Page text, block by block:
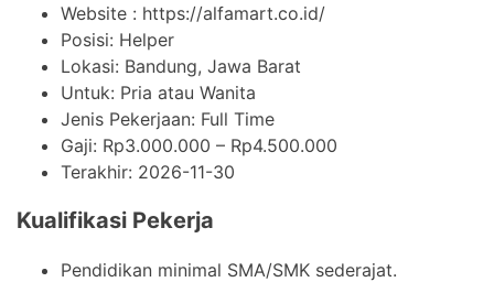
Website : https://alfamart.co.id/
Posisi: Helper
Lokasi: Bandung, Jawa Barat
Untuk: Pria atau Wanita
Jenis Pekerjaan: Full Time
Gaji: Rp3.000.000 – Rp4.500.000
Terakhir: 2026-11-30
Kualifikasi Pekerja
Pendidikan minimal SMA/SMK sederajat.